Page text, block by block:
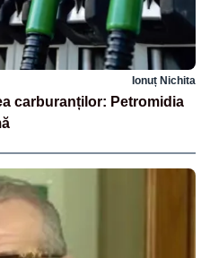
Ionuț Nichita
carburanților: Petromidia